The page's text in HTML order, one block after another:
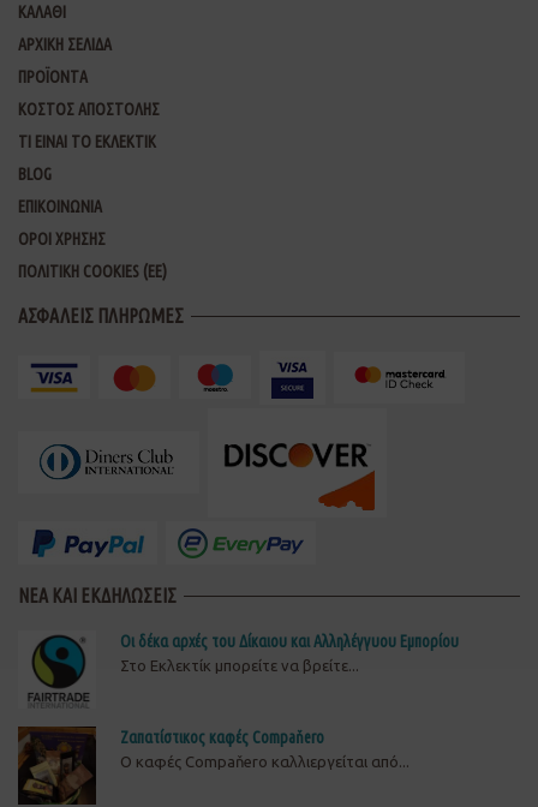
ΚΑΛΑΘΙ
ΑΡΧΙΚΗ ΣΕΛΙΔΑ
ΠΡΟΪΟΝΤΑ
ΚΟΣΤΟΣ ΑΠΟΣΤΟΛΗΣ
ΤΙ ΕΙΝΑΙ ΤΟ ΕΚΛΕΚΤΙΚ
BLOG
ΕΠΙΚΟΙΝΩΝΙΑ
ΟΡΟΙ ΧΡΗΣΗΣ
ΠΟΛΙΤΙΚΗ COOKIES (ΕΕ)
ΑΣΦΑΛΕΙΣ ΠΛΗΡΩΜΕΣ
ΝΕΑ ΚΑΙ ΕΚΔΗΛΩΣΕΙΣ
Οι δέκα αρχές του Δίκαιου και Αλληλέγγυου Εμπορίου
Στο Εκλεκτίκ μπορείτε να βρείτε...
Ζαπατίστικος καφές Compaňero
O καφές Compaňero καλλιεργείται από...